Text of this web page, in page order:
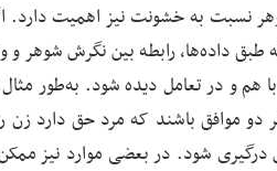
نسبت به خشونت نیز اهمیت دارد.
طبق داده‌ها، رابطه بین نگرش شوهر
و در تعامل دیده شود. به‌طور
باشند که مرد حق دارد زن را
شود. در بعضی موارد نیز